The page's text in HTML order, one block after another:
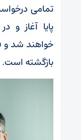
تمامی
پایا آغاز و
خواهند شد و
بازگشته است.